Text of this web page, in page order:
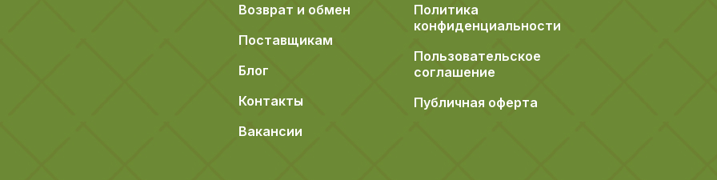
Возврат и обмен
Поставщикам
Блог
Контакты
Вакансии
Политика
конфиденциальности
Пользовательское
соглашение
Публичная оферта